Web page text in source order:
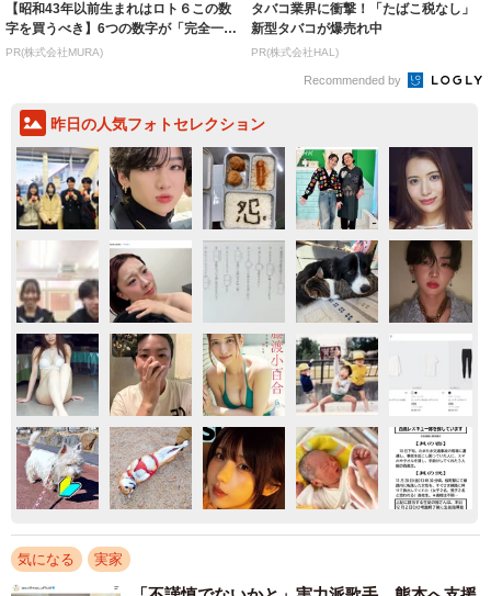
【昭和43年以前生まれはロト６この数
字を買うべき】6つの数字が「完全一
致」する方...
PR(株式会社MURA)
タバコ業界に衝撃！「たばこ税なし」
新型タバコが爆売れ中
PR(株式会社HAL)
Recommended by
昨日の人気フォトセレクション
気になる 実家